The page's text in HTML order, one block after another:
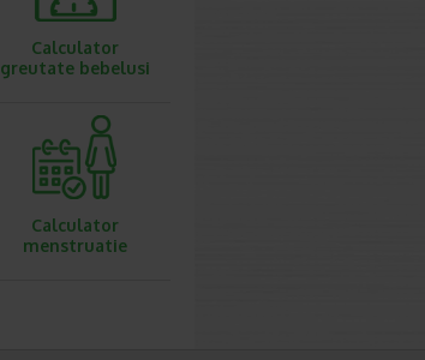
Calculator
greutate bebelusi
Calculator
menstruatie